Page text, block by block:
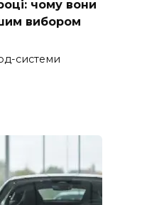
чому вони
вибором
системи